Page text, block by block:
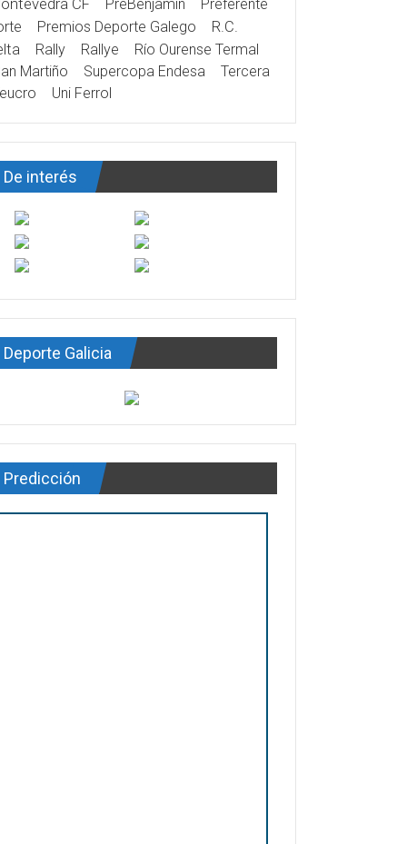
CF PreBenjamín
Preferente
Premios Deporte Galego
R.C.
Rally Rallye
Río Ourense Termal
Martiño
Supercopa Endesa
Tercera
Uni Ferrol
De interés
Deporte Galicia
Predicción